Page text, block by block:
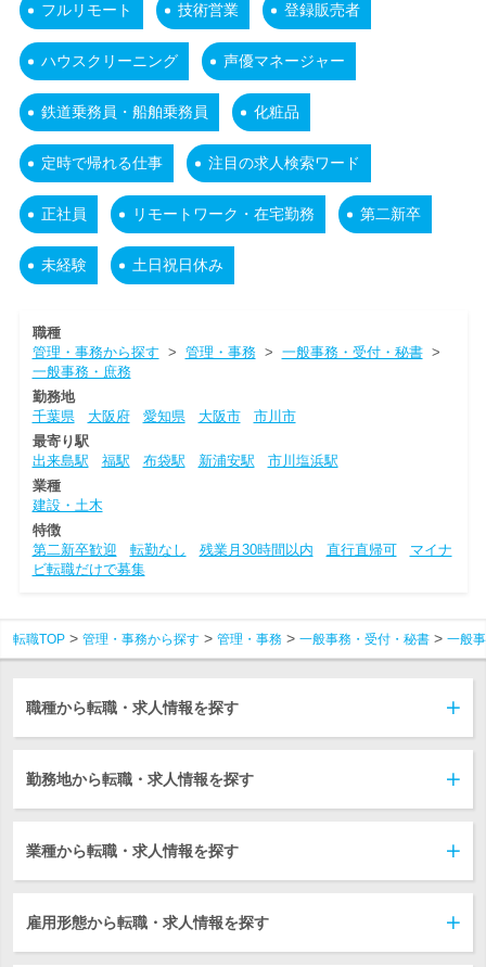
フルリモート 技術営業 登録販売者
ハウスクリーニング 声優マネージャー
鉄道乗務員・船舶乗務員 化粧品
定時で帰れる仕事 注目の求人検索ワード
正社員 リモートワーク・在宅勤務 第二新卒
未経験 土日祝日休み
職種
管理・事務から探す > 管理・事務> 一般事務・受付・秘書>
一般事務・庶務
勤務地
千葉県
大阪府 愛知県 大阪市
市川市
最寄り駅
出来島駅
福駅 布袋駅 新浦安駅
市川塩浜駅
業種
建設・土木
特徴
第二新卒歓迎
転勤なし 残業月30時間以内 直行直帰可
マイナ
ビ転職だけで募集
転職TOP 管理・事務から探す 管理・事務 一般事務・受付・秘書 一般
職種から転職・求人情報を探す
勤務地から転職・求人情報を探す
業種から転職・求人情報を探す
雇用形態から転職・求人情報を探す